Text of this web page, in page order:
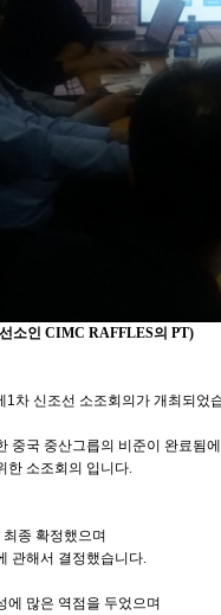
소인 CIMC RAFFLES의 PT)
차 신조선 소조회의가 개최되었
중국 중산그릅의 비준이 완료됨
한 소조회의 입니다
최종 확정했으며
관해서 결정했습니다
에 많은 역점을 두었으며